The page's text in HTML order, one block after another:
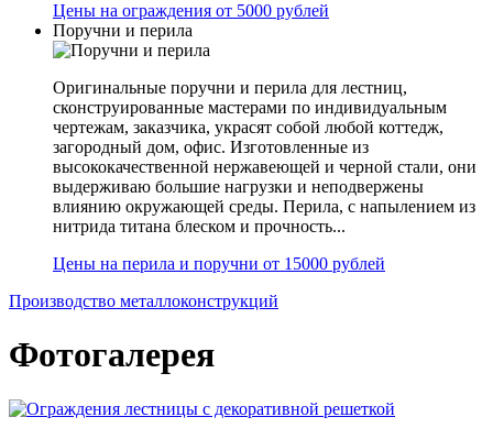
Цены на ограждения от 5000 рублей
Поручни и перила
Оригинальные поручни и перила для лестниц,
сконструированные мастерами по индивидуальным
чертежам, заказчика, украсят собой любой коттедж,
загородный дом, офис. Изготовленные из
высококачественной нержавеющей и черной стали, они
выдерживаю большие нагрузки и неподвержены
влиянию окружающей среды. Перила, с напылением из
нитрида титана блеском и прочность...
Цены на перила и поручни от 15000 рублей
Производство металлоконструкций
Фотогалерея